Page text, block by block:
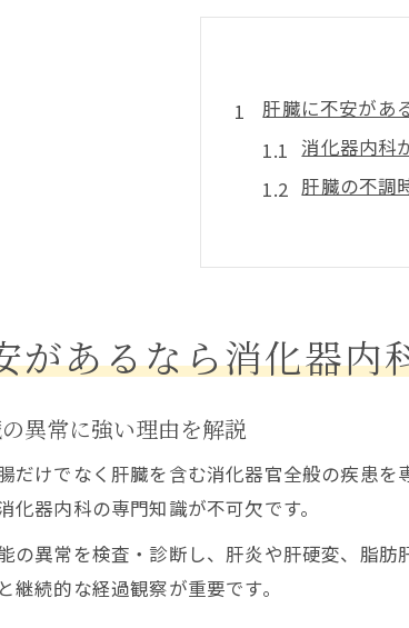
肝臓に不安があ
消化器内科
肝臓の不調
消化器内
肝臓と消化
消化器内科で受
消化器内科
消化器内
があるなら消化器内
異常に強い理由を解説
だけでなく肝臓を含む消化器官全般の疾患
化器内科の専門知識が不可欠です。
の異常を検査・診断し、肝炎や肝硬変、脂
継続的な経過観察が重要です。